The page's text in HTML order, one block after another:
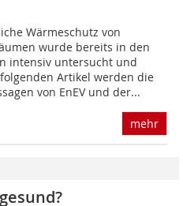
Wärmeschutz von
wurde bereits in den
intensiv untersucht und
Artikel werden die
von EnEV und der...
mehr